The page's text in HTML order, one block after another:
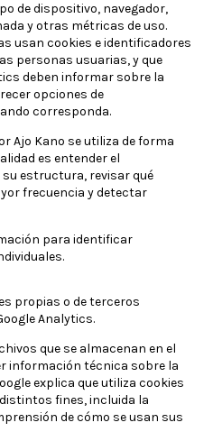
de dispositivo, navegador,
y otras métricas de uso.
usan cookies e identificadores
personas usuarias, y que
deben informar sobre la
opciones de
corresponda.
Ajo Kano se utiliza de forma
es entender el
estructura, revisar qué
frecuencia y detectar
para identificar
propias o de terceros
Analytics.
que se almacenan en el
información técnica sobre la
explica que utiliza cookies
fines, incluida la
de cómo se usan sus